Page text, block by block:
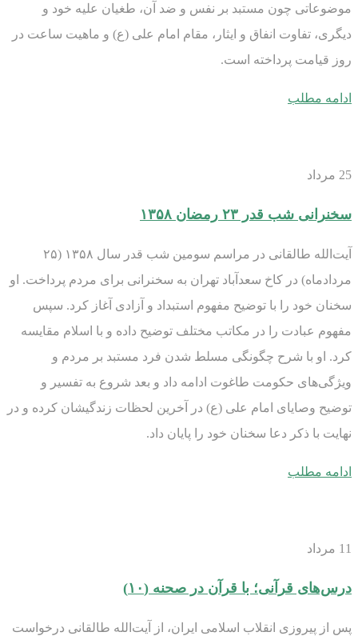
موضوعاتی چون مستبد بر نفس و ضد آن، طغیان علیه خود و
دیگری، تفاوت انفاق و ایثار، مقام امام علی (ع) و ماهیت ساعت در
روز قیامت پرداخته است.
ادامه مطلب
25 مرداد
سخنرانی شب قدر ۲۳ رمضان ۱۳۵۸
آیت‌الله طالقانی در مراسم سومین شب قدر سال ۱۳۵۸ (۲۵
مردادماه) در کاخ سعدآباد تهران به سخنرانی برای مردم پرداخت. او
سخنان خود را با توضیح مفهوم استبداد و آزادی آغاز کرد. سپس
مفهوم عبادت را در مکاتب مختلف توضیح داده و با اسلام مقایسه
کرد. او با شرح چگونگی مسلط شدن فرد مستبد بر مردم و
ویژگی‌های حکومت طاغوت ادامه داد و بعد شروع به تفسیر و
توضیح وصایای امام علی (ع) در آخرین لحظات زندگیشان کرده و در
نهایت با ذکر دعا سخنان خود را پایان داد.
ادامه مطلب
11 مرداد
درس‌های قرآنی؛ با قرآن در صحنه (۱۰)
پس از پیروزی انقلاب اسلامی ایران، از آیت‌الله طالقانی درخواست